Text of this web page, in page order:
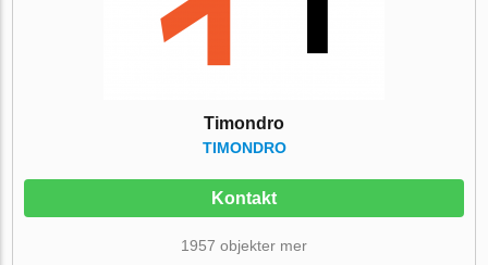
Timondro
TIMONDRO
Kontakt
1957 objekter mer